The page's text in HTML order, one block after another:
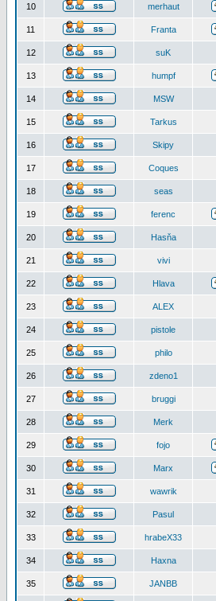
10 merhaut
11 Franta
12 suK
13 humpf
14 MSW
15 Tarkus
16 Skipy
17 Coques
18 seas
19 ferenc
20 Hasňa
21 vivi
22 Hlava
23 ALEX
24 pistole
25 philo
26 zdeno1
27 bruggi
28 Merk
29 fojo
30 Marx
31 wawrik
32 Pasul
33 hrabeX33
34 Haxna
35 JANBB